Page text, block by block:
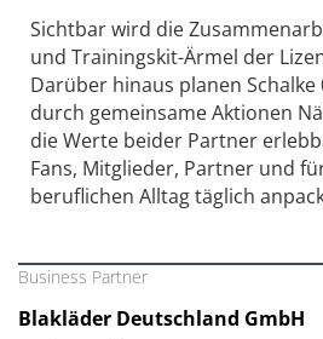
Sichtbar wird die
und Trainingskit-Ärmel der
Darüber hinaus planen Schalke
durch gemeinsame Aktionen
die Werte beider Partner
Fans, Mitglieder, Partner und
beruflichen Alltag täglich
Business Partner
Blakläder Deutschland GmbH